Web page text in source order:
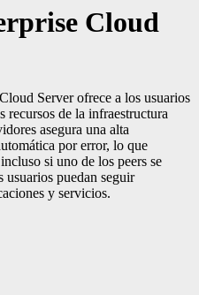
Cloud
Server ofrece a los usuarios
recursos de la infraestructura
asegura una alta
por error, lo que
si uno de los peers se
usuarios puedan seguir
y servicios.